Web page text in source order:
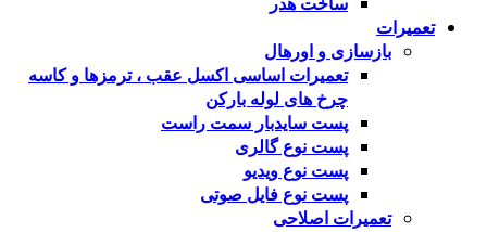
تعمیرات
بازسازی و اورهال
تعمیرات اساسی اکسل عقب ، ترمزها و کاسه
چرخ های لوله بارکن
پست سایدبار سمت راست
پست نوع گالری
پست نوع ویدیو
پست نوع فایل صوتی
تعمیرات اصلاحی